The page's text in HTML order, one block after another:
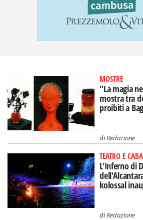
MOSTRE
"La magia
mostra tra
proibiti a
diRedazione
TEATRO E
L'Inferno di
kolossal
diRedazione